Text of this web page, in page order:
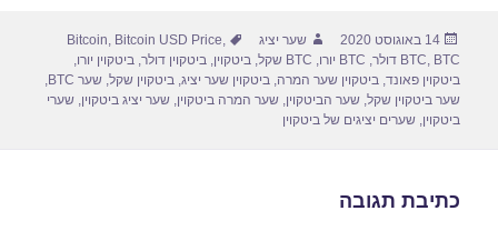
פורסם
בתאריך
14 באוגוסט 2020 מחבר
שער יציג תגיות Bitcoin, Bitcoin USD Price,
BTC, BTC דולר , BTC יורו , BTC שקל ,ביטקוין,ביטקוין דולר,ביטקוין יורו,
ביטקוין פאונד,ביטקוין שער המרה,ביטקוין שער יציג,ביטקוין שקל,שער BTC
,
שער ביטקוין שקל,שער הביטקוין,שער המרה ביטקוין,שער יציג ביטקוין,שערי
ביטקוין,שערים יציגים של ביטקוין
כתיבת תגובה